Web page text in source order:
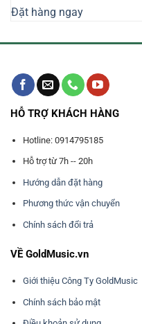
1.820.000₫.
Đặt hàng ngay
HỖ TRỢ KHÁCH HÀNG
Hotline: 0914795185
Hỗ trợ từ 7h -- 20h
Hướng dẫn đặt hàng
Phương thức vận chuyển
Chính sách đổi trả
VỀ GoldMusic.vn
Giới thiệu Công Ty GoldMusic
Chính sách bảo mật